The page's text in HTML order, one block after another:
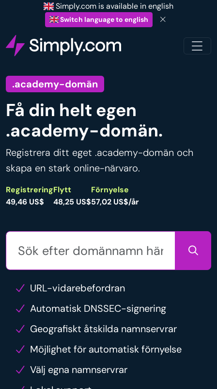
Simply.com is available in english
Switch language to english
.academy-domän
Få din helt egen
.academy-domän.
Registrera ditt eget .academy-domän och
skapa en stark online-närvaro.
Registrering
49,46 US$
Flytt
48,25 US$
Förnyelse
57,02 US$/år
URL-vidarebefordran
Automatisk DNSSEC-signering
Geografiskt åtskilda namnservrar
Möjlighet för automatisk förnyelse
Välj egna namnservrar